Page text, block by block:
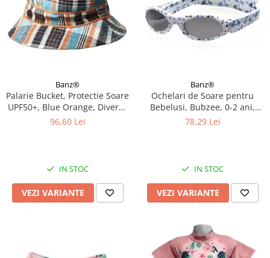
Banz®
Palarie Bucket, Protectie Soare
UPF50+, Blue Orange, Diverse
marimi
96,60 Lei
IN STOC
VEZI VARIANTE
Banz®
Ochelari de Soare pentru
Bebelusi, Bubzee, 0-2 ani,
Diverse culori
78,29 Lei
IN STOC
VEZI VARIANTE